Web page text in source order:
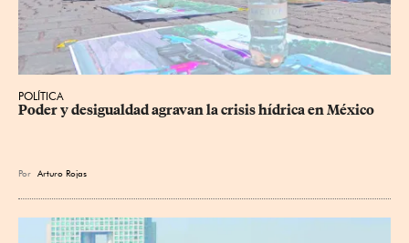
POLÍTICA
Poder y desigualdad agravan la crisis hídrica en México
Por Arturo Rojas